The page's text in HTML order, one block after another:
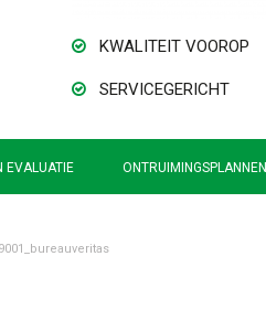
KWALITEIT VOOROP
SERVICEGERICHT
EVALUATIE ONTRUIMINGSPLANNEN